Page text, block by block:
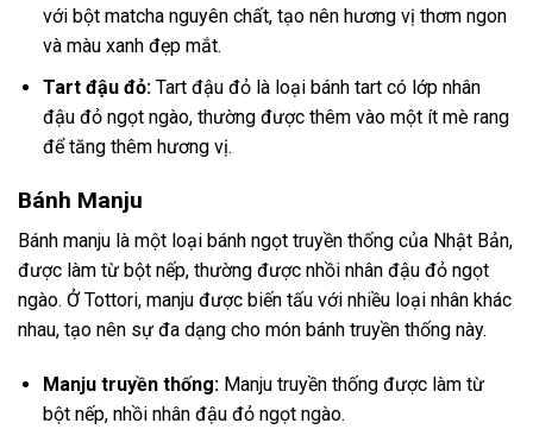
với bột matcha nguyên chất, tạo nên hương vị thơm ngon
và màu xanh đẹp mắt.
Tart đậu đỏ:Tart đậu đỏ là loại bánh tart có lớp nhân
đậu đỏ ngọt ngào, thường được thêm vào một ít mè rang
để tăng thêm hương vị.
Bánh Manju
Bánh manju là một loại bánh ngọt truyền thống của Nhật Bản,
được làm từ bột nếp, thường được nhồi nhân đậu đỏ ngọt
ngào. Ở Tottori, manju được biến tấu với nhiều loại nhân khác
nhau, tạo nên sự đa dạng cho món bánh truyền thống này.
Manju truyền thống:Manju truyền thống được làm từ
bột nếp, nhồi nhân đậu đỏ ngọt ngào.